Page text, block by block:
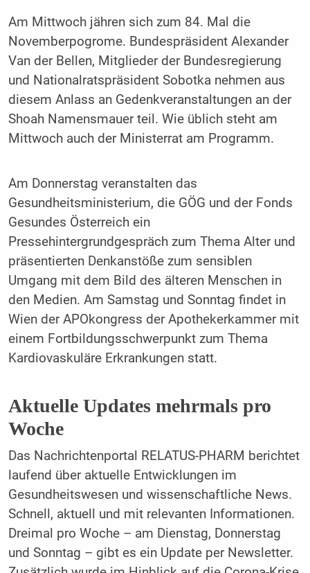
Am Mittwoch jähren sich zum 84. Mal die
Novemberpogrome. Bundespräsident Alexander
Van der Bellen, Mitglieder der Bundesregierung
und Nationalratspräsident Sobotka nehmen aus
diesem Anlass an Gedenkveranstaltungen an der
Shoah Namensmauer teil. Wie üblich steht am
Mittwoch auch der Ministerrat am Programm.
Am Donnerstag veranstalten das
Gesundheitsministerium, die GÖG und der Fonds
Gesundes Österreich ein
Pressehintergrundgespräch zum Thema Alter und
präsentierten Denkanstöße zum sensiblen
Umgang mit dem Bild des älteren Menschen in
den Medien. Am Samstag und Sonntag findet in
Wien der APOkongress der Apothekerkammer mit
einem Fortbildungsschwerpunkt zum Thema
Kardiovaskuläre Erkrankungen statt.
Aktuelle Updates mehrmals pro
Woche
Das Nachrichtenportal RELATUS-PHARM berichtet
laufend über aktuelle Entwicklungen im
Gesundheitswesen und wissenschaftliche News.
Schnell, aktuell und mit relevanten Informationen.
Dreimal pro Woche – am Dienstag, Donnerstag
und Sonntag – gibt es ein Update per Newsletter.